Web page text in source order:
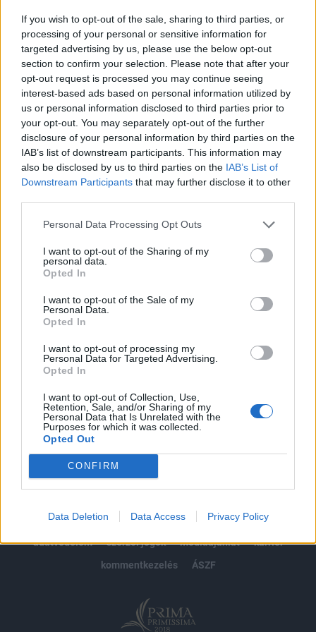
If you wish to opt-out of the sale, sharing to third parties, or
processing of your personal or sensitive information for
targeted advertising by us, please use the below opt-out
section to confirm your selection. Please note that after your
opt-out request is processed you may continue seeing
interest-based ads based on personal information utilized by
us or personal information disclosed to third parties prior to
your opt-out. You may separately opt-out of the further
disclosure of your personal information by third parties on the
IAB’s list of downstream participants. This information may
also be disclosed by us to third parties on the IAB’s List of
Downstream Participants that may further disclose it to other
Personal Data Processing Opt Outs
I want to opt-out of the Sharing of my
personal data.
Opted In
I want to opt-out of the Sale of my
Personal Data.
Opted In
I want to opt-out of processing my
Personal Data for Targeted Advertising.
Opted In
I want to opt-out of Collection, Use,
Retention, Sale, and/or Sharing of my
Personal Data that Is Unrelated with the
Purposes for which it was collected.
Opted Out
CONFIRM
Data Deletion Data Access Privacy Policy
Gulyás Gergely elmondta, a kormány szerdán Palkovics
László innovációs és technológiai miniszter előterjesztése
miatt tárgyalt a buszstratégiáról, amelynek célja, hogy a
hazai gyártásból a lehető legtöbb buszt lehessen
biztosítani, valamint hogy a tömegközlekedést sikerüljön
"átállítani" elektromos buszokra. Ez emissziós célokat is
szolgál, és ez teszi lehetővé...
KEDVES OLVASÓNK!
A keresett cikk a portfolio.hu hírarchívumához
tartozik, melynek olvasása előfizetéses
regisztrációhoz kötött.
Az előfizetés a következőket tartalmazza:
Portfolio.hu teljes cikkarchívum
Kötéslisták: BÉT elmúlt 2 év napon belüli
kötéslistái
impresszum
jogi nyilatkozat
süti beállítások
adatvédelem
szerzői jogok médiaajánlat
karrier
kommentkezelés
ÁSZF